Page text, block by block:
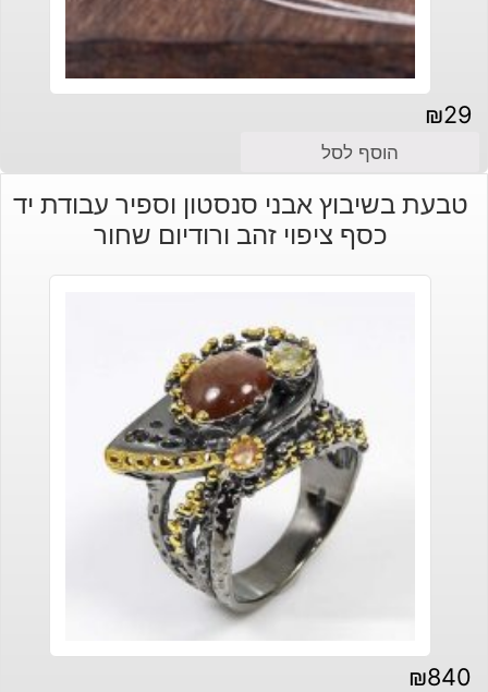
₪29
הוסף לסל
טבעת בשיבוץ אבני סנסטון וספיר עבודת יד
כסף ציפוי זהב ורודיום שחור
₪840